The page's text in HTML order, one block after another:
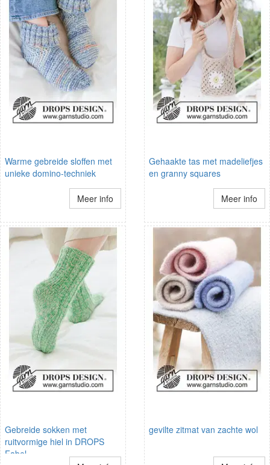
Warme gebreide sloffen met
unieke domino-techniek
Meer info
Gehaakte tas met madeliefjes
en granny squares
Meer info
Gebreide sokken met
ruitvormige hiel in DROPS
Fabel
gevilte zitmat van zachte wol